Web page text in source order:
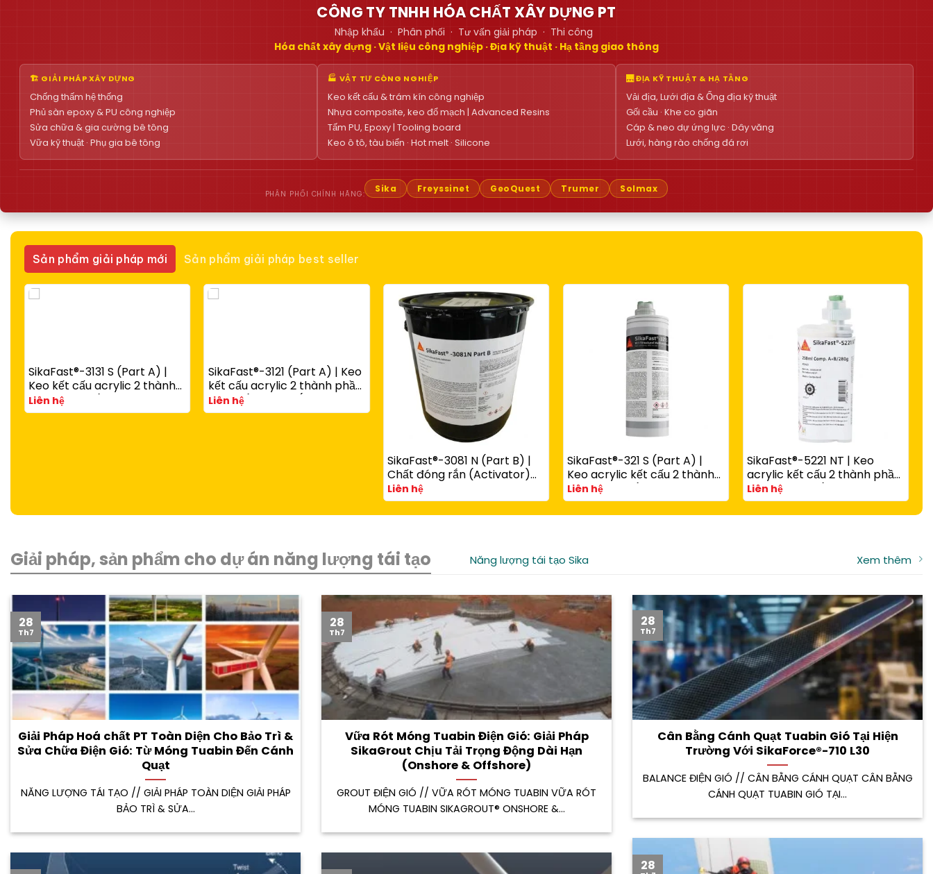
CÔNG TY TNHH HÓA CHẤT XÂY DỰNG PT
Nhập khẩu · Phân phối · Tư vấn giải pháp · Thi công
Hóa chất xây dựng · Vật liệu công nghiệp · Địa kỹ thuật · Hạ tầng giao thông
🏗 GIẢI PHÁP XÂY DỰNG
Chống thấm hệ thống
Phủ sàn epoxy & PU công nghiệp
Sửa chữa & gia cường bê tông
Vữa kỹ thuật · Phụ gia bê tông
🏭 VẬT TƯ CÔNG NGHIỆP
Keo kết cấu & trám kín công nghiệp
Nhựa composite, keo đổ mạch | Advanced Resins
Tấm PU, Epoxy | Tooling board
Keo ô tô, tàu biển · Hot melt · Silicone
🌉 ĐỊA KỸ THUẬT & HẠ TẦNG
Vải địa, Lưới địa & Ống địa kỹ thuật
Gối cầu · Khe co giãn
Cáp & neo dự ứng lực · Dây văng
Lưới, hàng rào chống đá rơi
PHÂN PHỐI CHÍNH HÃNG: Sika Freyssinet GeoQuest Trumer Solmax
Sản phẩm giải pháp mới Sản phẩm giải pháp best seller
SikaFast®-3131 S (Part A) |
Keo kết cấu acrylic 2 thành
phần đóng rắn nhanh dùng
với SikaFast®-3081 N (Part B)
Liên hệ
SikaFast®-3121 (Part A) | Keo
kết cấu acrylic 2 thành phần
đóng rắn nhanh (dùng với
SikaFast®-3081 N Part B)
Liên hệ
SikaFast®-3081 N (Part B) |
Chất đóng rắn (Activator)
cho keo acrylic kết cấu
SikaFast® 3100 Series
Liên hệ
SikaFast®-321 S (Part A) |
Keo acrylic kết cấu 2 thành
phần đóng rắn nhanh có hạt
chêm dùng với
SikaFast®-3081 N Part B
Liên hệ
SikaFast®-5221 NT | Keo
acrylic kết cấu 2 thành phần
A và B đóng rắn nhanh cho
composite, kim loại và nhựa
kỹ thuật
Liên hệ
Giải pháp, sản phẩm cho dự án năng lượng tái tạo Năng lượng tái tạo Sika Xem thêm
Giải Pháp Hoá chất PT Toàn Diện Cho Bảo Trì &
Sửa Chữa Điện Gió: Từ Móng Tuabin Đến Cánh
Quạt
NĂNG LƯỢNG TÁI TẠO // GIẢI PHÁP TOÀN DIỆN GIẢI PHÁP
BẢO TRÌ & SỬA...
28
Th7
Vữa Rót Móng Tuabin Điện Gió: Giải Pháp
SikaGrout Chịu Tải Trọng Động Dài Hạn
(Onshore & Offshore)
GROUT ĐIỆN GIÓ // VỮA RÓT MÓNG TUABIN VỮA RÓT
MÓNG TUABIN SIKAGROUT® ONSHORE &...
28
Th7
Cân Bằng Cánh Quạt Tuabin Gió Tại Hiện
Trường Với SikaForce®-710 L30
BALANCE ĐIỆN GIÓ // CÂN BẰNG CÁNH QUẠT CÂN BẰNG
CÁNH QUẠT TUABIN GIÓ TẠI...
28
Th7
28